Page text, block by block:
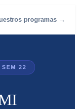
programas →
22